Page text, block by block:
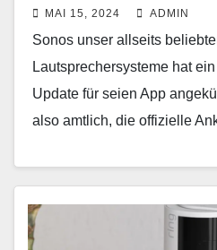
MAI 15, 2024 ADMIN
Sonos unser allseits
Lautsprechersysteme hat
Update für seien App
also amtlich, die offizielle